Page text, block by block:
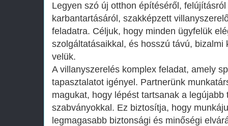
Legyen szó új otthon építéséről,
karbantartásáról, szakképzett
feladatra. Céljuk, hogy minden ügyfelük
szolgáltatásaikkal, és hosszú távú, bizalmi
velük.
A villanyszerelés komplex feladat, amely
tapasztalatot igényel. Partnerünk
magukat, hogy lépést tartsanak a legújabb
szabványokkal. Ez biztosítja, hogy
legmagasabb biztonsági és minőségi